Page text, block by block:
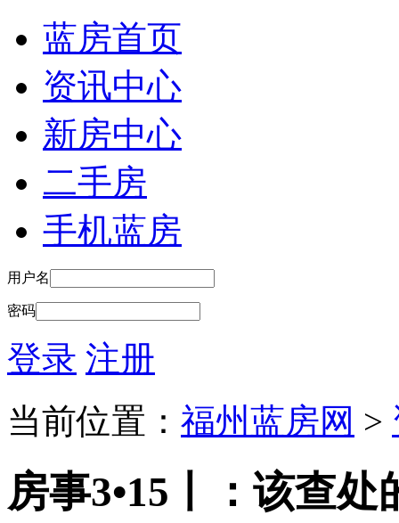
蓝房首页
资讯中心
新房中心
二手房
手机蓝房
用户名
密码
登录 注册
当前位置： 福州蓝房网 >
房事3•15丨：该查